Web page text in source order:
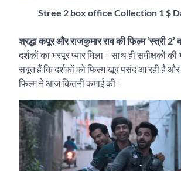
Stree 2 box office Collection 1 $
श्रद्धा कपूर और राजकुमार राव की फिल्म ‘स्त्री
दर्शकों का भरपूर प्यार मिला। साथ ही समीक्षकों
सबूत हैं कि दर्शकों को फिल्म खूब पसंद आ रही है
फिल्म ने आज कितनी कमाई की।